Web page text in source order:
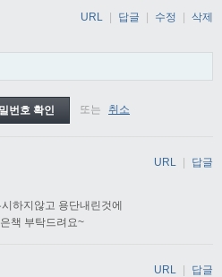
또는 취소
URL | 답글 | 수정 | 삭제
하지않고 용단내린것에
책 부탁드려요~
URL | 답글
URL | 답글